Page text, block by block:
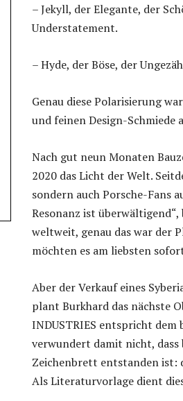
– Jekyll, der Elegante, der
Understatement.
– Hyde, der Böse, der
Genau diese Polarisierung
und feinen Design-Schmiede
Nach gut neun Monaten
2020 das Licht der Welt.
sondern auch Porsche-Fans
Resonanz ist
weltweit, genau das war der
möchten es am liebsten
Aber der Verkauf eines
plant Burkhard das nächste
INDUSTRIES entspricht dem
verwundert damit nicht, dass
Zeichenbrett entstanden ist:
Als Literaturvorlage dient